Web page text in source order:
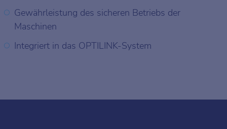
Gewährleistung des sicheren Betriebs der
Maschinen
Integriert in das OPTILINK-System